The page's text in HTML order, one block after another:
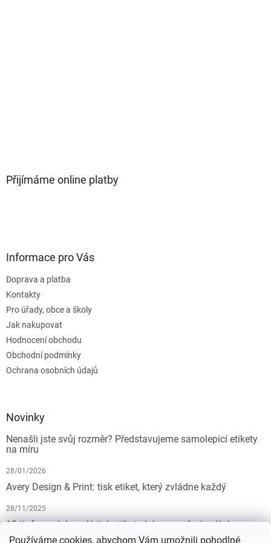
Používáme cookies, abychom Vám umožnili pohodlné
Přijímáme online platby
Informace pro Vás
Doprava a platba
Kontakty
Pro úřady, obce a školy
Jak nakupovat
Hodnocení obchodu
Obchodní podmínky
Ochrana osobních údajů
Novinky
Nenašli jste svůj rozměr? Představujeme samolepicí etikety
na míru
28/01/2026
Avery Design & Print: tisk etiket, který zvládne každý
28/11/2025
10 tipů pro dokonalý tisk etiket: Jak na profesionální
výsledek bez starostí